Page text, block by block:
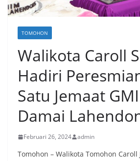
TOMOHON
Walikota Caroll
Hadiri
Satu Jemaat
Damai
Februari 26, 2024 admin
Tomohon – Walikota Tomohon Caroll